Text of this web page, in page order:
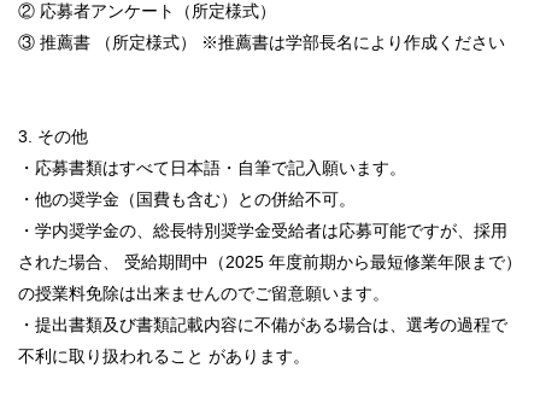
② 応募者アンケート（所定様式）
③ 推薦書 （所定様式） ※推薦書は学部長名により作成ください
3. その他
・応募書類はすべて日本語・自筆で記入願います。
・他の奨学金（国費も含む）との併給不可。
・学内奨学金の、総長特別奨学金受給者は応募可能ですが、採用
された場合、 受給期間中（2025 年度前期から最短修業年限まで）
の授業料免除は出来ませんのでご留意願います。
・提出書類及び書類記載内容に不備がある場合は、選考の過程で
不利に取り扱われること があります。